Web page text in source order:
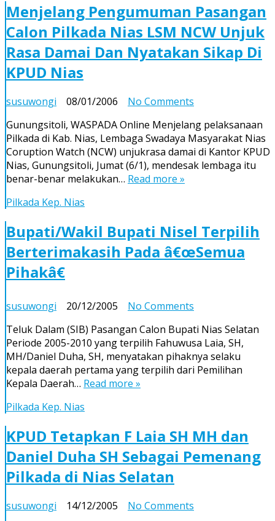
Menjelang Pengumuman Pasangan
Calon Pilkada Nias LSM NCW Unjuk
Rasa Damai Dan Nyatakan Sikap Di
KPUD Nias
susuwongi 08/01/2006 No Comments
Pengumuman
Pasangan
Calon
Pilkada
Rasa
Damai
Dan
Nias
Gunungsitoli, WASPADA Online Menjelang pelaksanaan
Pilkada di Kab. Nias, Lembaga Swadaya Masyarakat Nias
Coruption Watch (NCW) unjukrasa damai di Kantor KPUD
Nias, Gunungsitoli, Jumat (6/1), mendesak lembaga itu
benar-benar melakukan… Read more »
Pilkada Kep. Nias
Bupati/Wakil Bupati Nisel Terpilih
Berterimakasih Pada â€œSemua
Pihakâ€
susuwongi 20/12/2005 No Comments
Bupati
Nisel
Terpilih
Berterimakasih
Teluk Dalam (SIB) Pasangan Calon Bupati Nias Selatan
Periode 2005-2010 yang terpilih Fahuwusa Laia, SH,
MH/Daniel Duha, SH, menyatakan pihaknya selaku
kepala daerah pertama yang terpilih dari Pemilihan
Kepala Daerah… Read more »
Pilkada Kep. Nias
KPUD Tetapkan F Laia SH MH dan
Daniel Duha SH Sebagai Pemenang
Pilkada di Nias Selatan
susuwongi 14/12/2005 No Comments